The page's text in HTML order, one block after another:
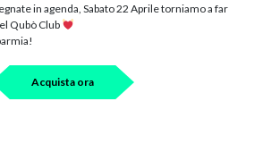
in agenda, Sabato 22 Aprile torniamo a far
Qubò Club
Acquista ora